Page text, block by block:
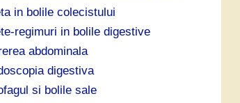
in bolile colecistului
regimuri in bolile digestive
abdominala
digestiva
si bolile sale